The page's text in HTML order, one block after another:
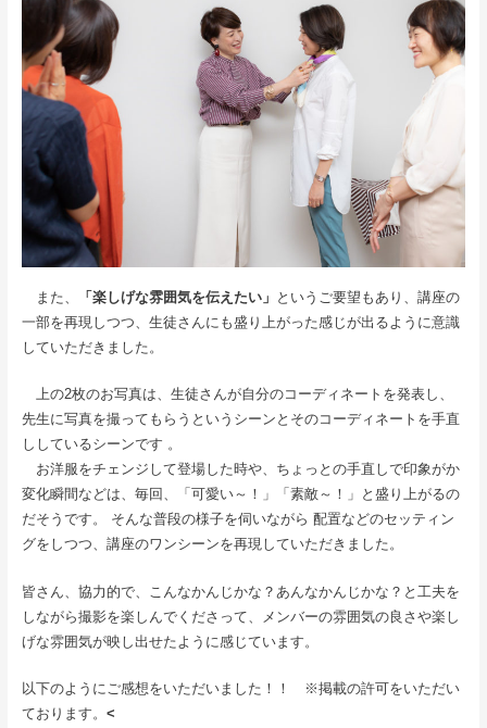
また、 「楽しげな雰囲気を伝えたい」 というご要望もあり、講座の
一部を再現しつつ、生徒さんにも盛り上がった感じが出るように意識
していただきました。
上の2枚のお写真は、生徒さんが自分のコーディネートを発表し、
先生に写真を撮ってもらうというシーンとそのコーディネートを手直
ししているシーンです 。
お洋服をチェンジして登場した時や、ちょっとの手直しで印象がか
変化瞬間などは、毎回、「可愛い～！」「素敵～！」と盛り上がるの
だそうです。 そんな普段の様子を伺いながら 配置などのセッティン
グをしつつ、講座のワンシーンを再現していただきました。
皆さん、協力的で、こんなかんじかな？あんなかんじかな？と工夫を
しながら撮影を楽しんでくださって、メンバーの雰囲気の良さや楽し
げな雰囲気が映し出せたように感じています。
以下のようにご感想をいただいました！！ ※掲載の許可をいただい
ております。 <